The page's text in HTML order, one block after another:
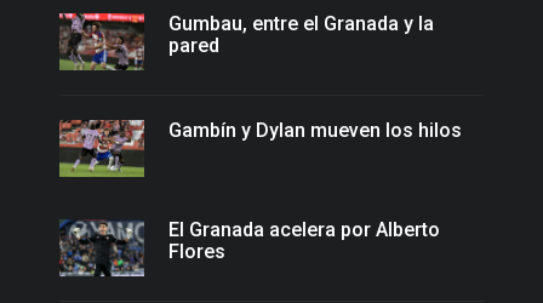
Gumbau, entre el Granada y la
pared
Gambín y Dylan mueven los hilos
El Granada acelera por Alberto
Flores